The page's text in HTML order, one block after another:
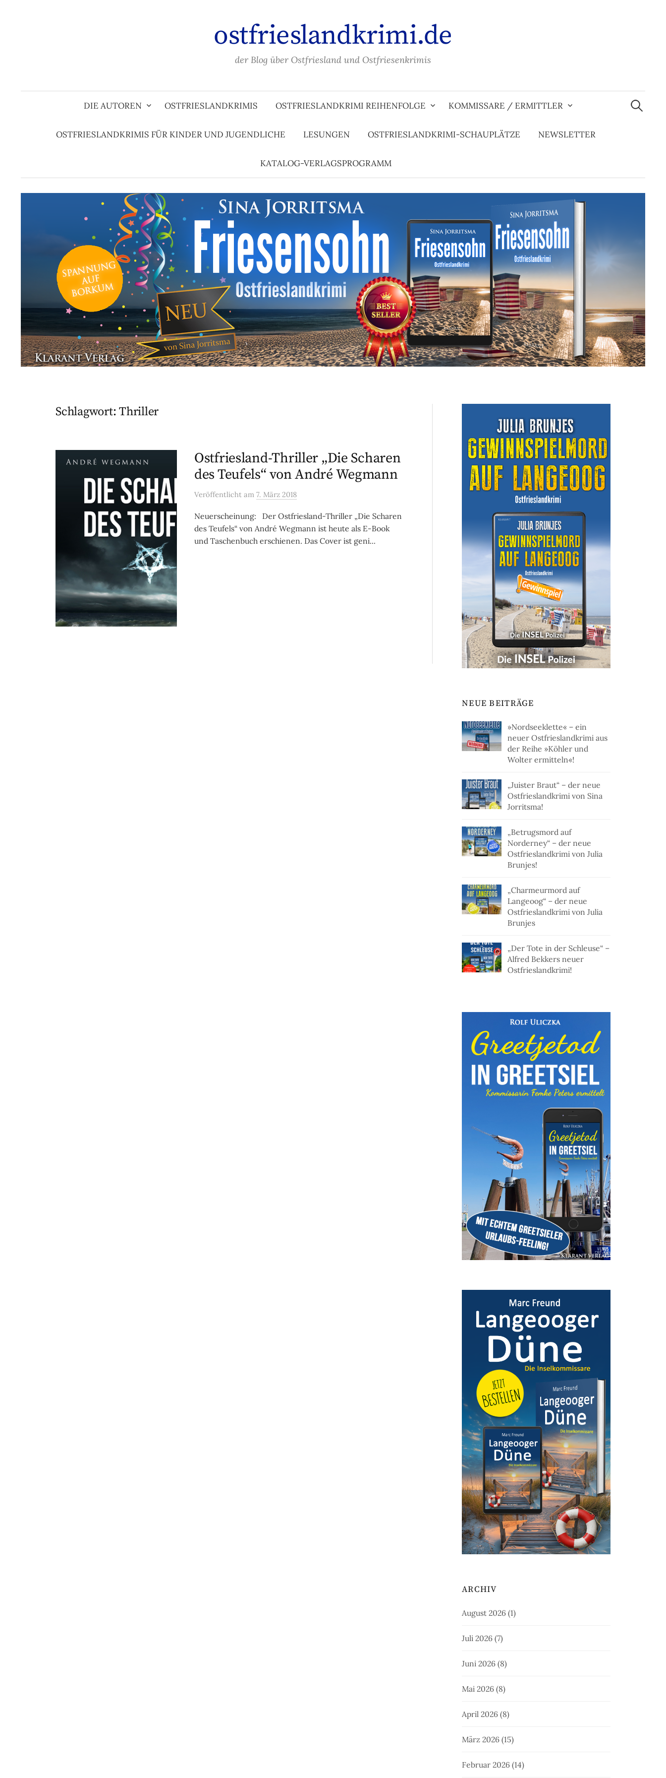
ostfrieslandkrimi.de
der Blog über Ostfriesland und Ostfriesenkrimis
DIE AUTOREN OSTFRIESLANDKRIMIS OSTFRIESLANDKRIMI REIHENFOLGE KOMMISSARE / ERMITTLER
OSTFRIESLANDKRIMIS FÜR KINDER UND JUGENDLICHE LESUNGEN OSTFRIESLANDKRIMI-SCHAUPLÄTZE NEWSLETTER
KATALOG-VERLAGSPROGRAMM
Suchen
nach:
Schlagwort:Thriller
Ostfriesland-Thriller „Die Scharen
des Teufels“ von André Wegmann
Veröffentlicht am 7. März 2018
Neuerscheinung: Der Ostfriesland-Thriller „Die Scharen
des Teufels“ von André Wegmann ist heute als E-Book
und Taschenbuch erschienen. Das Cover ist geni...
NEUE BEITRÄGE
»Nordseeklette« – ein
neuer Ostfrieslandkrimi aus
der Reihe »Köhler und
Wolter ermitteln«!
„Juister Braut“ – der neue
Ostfrieslandkrimi von Sina
Jorritsma!
„Betrugsmord auf
Norderney“ – der neue
Ostfrieslandkrimi von Julia
Brunjes!
„Charmeurmord auf
Langeoog“ – der neue
Ostfrieslandkrimi von Julia
Brunjes
„Der Tote in der Schleuse“ –
Alfred Bekkers neuer
Ostfrieslandkrimi!
ARCHIV
August 2026 (1)
Juli 2026 (7)
Juni 2026 (8)
Mai 2026 (8)
April 2026 (8)
März 2026 (15)
Februar 2026 (14)